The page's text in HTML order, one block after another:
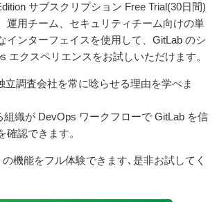
サブスクリプション Free Trial(30日間)
運用チーム、セキュリティチーム向けの単
インターフェイスを使用して、GitLab のシ
エクスペリエンスをお試しいただけます。
立調査会社を常に唸らせる理由を学べま
組織が DevOps ワークフローで GitLab を信
確認できます。
機能をフル体験できます､是非お試してく